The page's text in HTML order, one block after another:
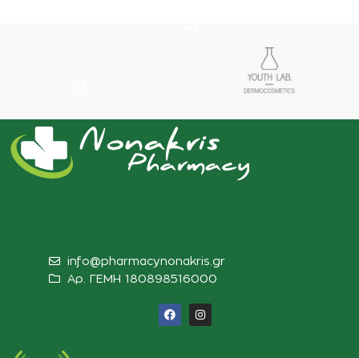
info@pharmacynonakris.gr
Αρ. ΓΕΜΗ 180898516000‬